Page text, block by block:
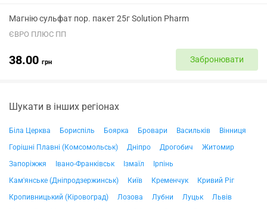
Магнію сульфат пор. пакет 25г Solution Pharm
ЄВРО ПЛЮС ПП
38.00 грн Забронювати
Шукати в інших регіонах
Біла Церква Бориспіль Боярка Бровари Васильків
Вінниця
Горішні Плавні (Комсомольськ)
Дніпро Дрогобич
Житомир
Запоріжжя
Івано-Франківськ Ізмаїл
Ірпінь
Кам'янське (Дніпродзержинськ)
Київ Кременчук
Кривий Ріг
Кропивницький (Кіровоград)
Лозова Лубни Луцьк
Львів